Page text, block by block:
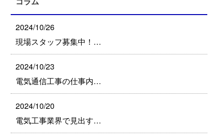
コラム
2024/10/26
現場スタッフ募集中！…
2024/10/23
電気通信工事の仕事内…
2024/10/20
電気工事業界で見出す…